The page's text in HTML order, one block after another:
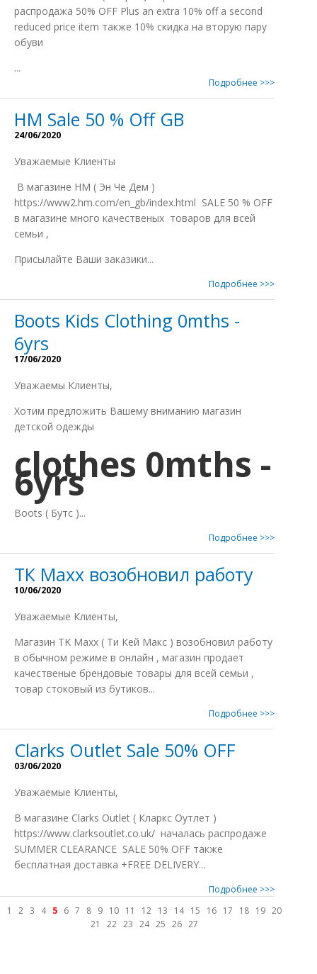
распродажа 50% OFF Plus an extra 10% off a second
reduced price item также 10% скидка на вторую пару
обуви
...
Подробнее >>>
HM Sale 50 % Off GB
24/06/2020
Уважаемые Клиенты
В магазине HM ( Эн Че Дем )
https://www2.hm.com/en_gb/index.html SALE 50 % OFF
в магазине много качественыx товаров для всей
семьи ,
Присылайте Ваши заказики...
Подробнее >>>
Boots Kids Clothing 0mths -
6yrs
17/06/2020
Уважаемы Клиенты,
Xотим предложить Вашему вниманию магазин
детской одежды
clothes 0mths -
6yrs
Boots ( Бутс )...
Подробнее >>>
ТК Маxx возобновил работу
10/06/2020
Уважаемые Клиенты,
Магазин TK Maxx ( Ти Кей Макс ) возобновил работу
в обычном режиме в онлайн , магазин продает
качественые брендовые товары для всей семьи ,
товар стоковый из бутиков...
Подробнее >>>
Clarks Outlet Sale 50% OFF
03/06/2020
Уважаемые Клиенты,
В магазине Clarks Outlet ( Кларкс Оутлет )
https://www.clarksoutlet.co.uk/ началась распродаже
SUMMER CLEARANCE SALE 50% OFF также
бесплатная доставка +FREE DELIVERY...
Подробнее >>>
1
2 3 4 5 6 7 8 9 10 11 12 13 14 15 16 17 18 19 20
21
22 23 24 25 26 27